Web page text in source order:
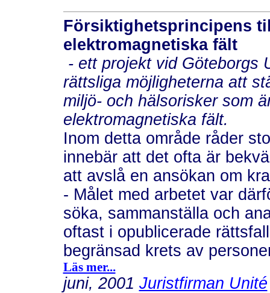
Försiktighetsprincipens
elektromagnetiska fält
- ett projekt vid Göteborgs
rättsliga möjligheterna att
miljö- och hälsorisker som
elektromagnetiska fält.
Inom detta område råder
innebär att det ofta är
att avslå en ansökan om
- Målet med arbetet var
söka, sammanställa och
oftast i opublicerade
begränsad krets av
Läs mer...
juni, 2001 Juristfirman Unité